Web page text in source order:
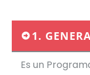
1.
Es un